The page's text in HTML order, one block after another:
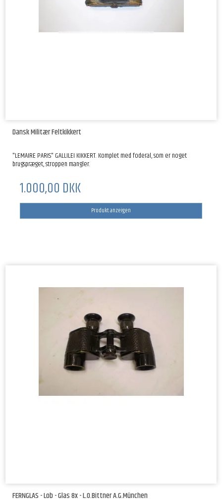
Dansk Militær Feltkikkert
"LEMAIRE PARIS" GALLILEI KIKKERT. Komplet med foderal, som er noget
brugspræget, stroppen mangler.
1.000,00 DKK
Produkt anzeigen
FERNGLAS - Lob - Glas 8x - L.O.Bittner A.G.München